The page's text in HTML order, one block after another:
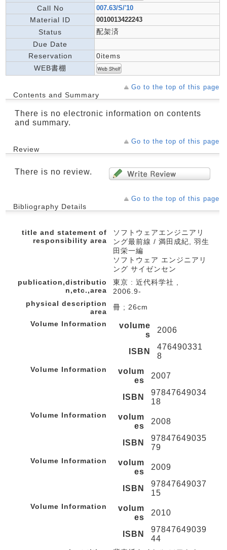
Call No 007.63/S/'10
Material ID 0010013422243
Status
配架済
Due Date
Reservation
0items
WEB書棚
Go to the top of this page
Contents and Summary
There is no electronic information on contents
and summary.
Go to the top of this page
Review
There is no review.
Go to the top of this page
Bibliography Details
title and statement of
responsibility area
ソフトウェアエンジニアリ
ング最前線 / 満田成紀, 羽生
田栄一編
ソフトウェア エンジニアリ
ング サイゼンセン
publication,distributio
n,etc.,area
東京 : 近代科学社 ,
2006.9-
physical description
area
冊 ; 26cm
Volume Information
volume
s
2006
ISBN
476490331
8
Volume Information
volum
es
2007
ISBN
97847649034
18
Volume Information
volum
es
2008
ISBN
97847649035
79
Volume Information
volum
es
2009
ISBN
97847649037
15
Volume Information
volum
es
2010
ISBN
97847649039
44